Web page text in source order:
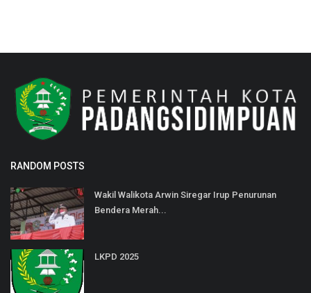
RANDOM POSTS
Wakil Walikota Arwin Siregar Irup Penurunan
Bendera Merah...
LKPD 2025